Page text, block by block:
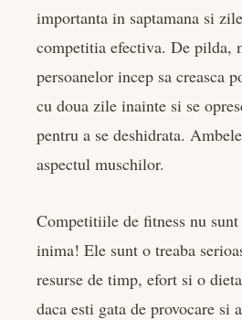
importanta in saptamana si
competitia efectiva. De pilda,
persoanelor incep sa creasca
cu doua zile inainte si se
pentru a se deshidrata.
aspectul muschilor.
Competitiile de fitness nu
inima! Ele sunt o treaba
resurse de timp, efort si o
daca esti gata de provocare si